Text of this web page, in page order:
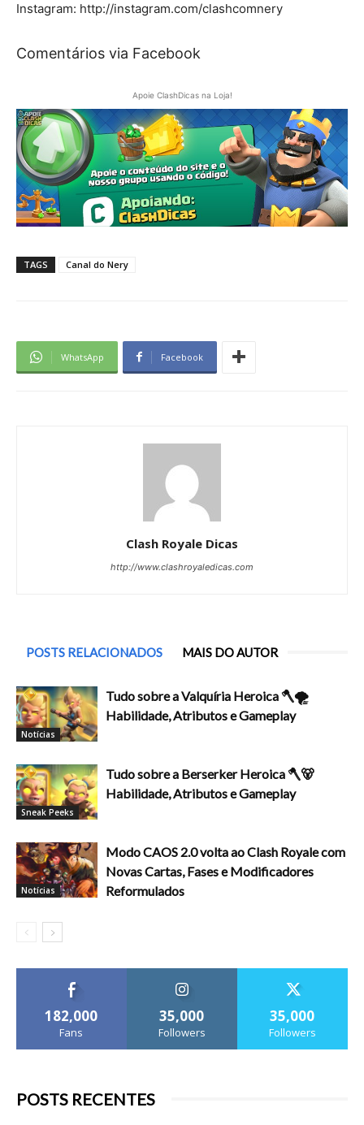
Instagram: http://instagram.com/clashcomnery
Comentários via Facebook
Apoie ClashDicas na Loja!
TAGS Canal do Nery
WhatsApp Facebook
Clash Royale Dicas
http://www.clashroyaledicas.com
POSTS RELACIONADOS MAIS DO AUTOR
Notícias
Tudo sobre a Valquíria Heroica 🪓🌪️
Habilidade, Atributos e Gameplay
Sneak Peeks
Tudo sobre a Berserker Heroica 🪓🐻
Habilidade, Atributos e Gameplay
Notícias
Modo CAOS 2.0 volta ao Clash Royale com
Novas Cartas, Fases e Modificadores
Reformulados
182,000
Fans
35,000
Followers
35,000
Followers
POSTS RECENTES